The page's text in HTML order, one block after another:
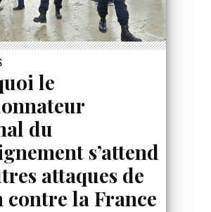
le
du
s’attend
attaques de
contre la France